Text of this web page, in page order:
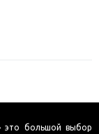
это большой выбор